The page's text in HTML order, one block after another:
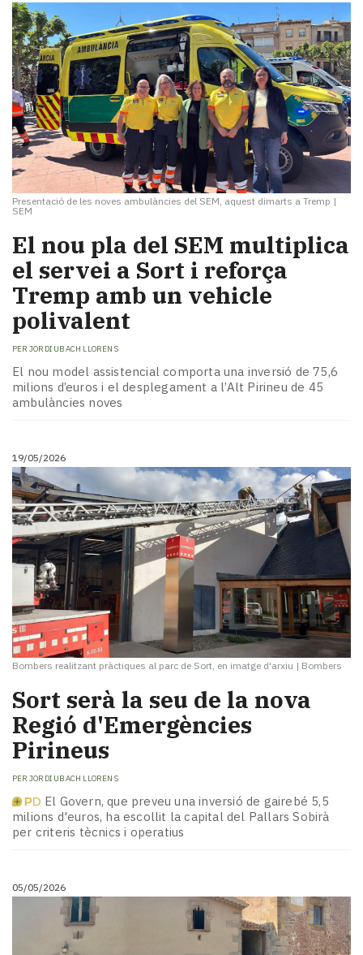
Presentació de les noves ambulàncies del SEM, aquest dimarts a Tremp |
SEM
El nou pla del SEM multiplica
el servei a Sort i reforça
Tremp amb un vehicle
polivalent
PER JORDI UBACH LLORENS
El nou model assistencial comporta una inversió de 75,6
milions d’euros i el desplegament a l’Alt Pirineu de 45
ambulàncies noves
19/05/2026
Bombers realitzant pràctiques al parc de Sort, en imatge d'arxiu | Bombers
Sort serà la seu de la nova
Regió d'Emergències
Pirineus
PER JORDI UBACH LLORENS
El Govern, que preveu una inversió de gairebé 5,5
milions d'euros, ha escollit la capital del Pallars Sobirà
per criteris tècnics i operatius
05/05/2026